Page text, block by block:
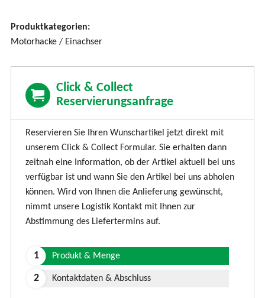
Produktkategorien:
Motorhacke / Einachser
Click & Collect
Reservierungsanfrage
Reservieren Sie Ihren Wunschartikel jetzt direkt mit
unserem Click & Collect Formular. Sie erhalten dann
zeitnah eine Information, ob der Artikel aktuell bei uns
verfügbar ist und wann Sie den Artikel bei uns abholen
können. Wird von Ihnen die Anlieferung gewünscht,
nimmt unsere Logistik Kontakt mit Ihnen zur
Abstimmung des Liefertermins auf.
Produkt & Menge
Kontaktdaten & Abschluss